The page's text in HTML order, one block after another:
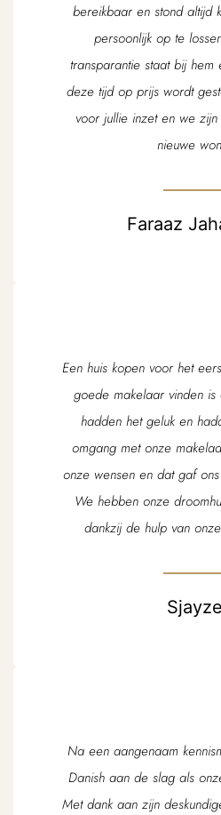
bereikbaar en stond altijd
persoonlijk op te
transparantie staat bij hem
deze tijd op prijs wordt
voor jullie inzet en we
nieuwe
Faraaz
Een huis kopen voor het
goede makelaar vinden
hadden het geluk en
omgang met onze
onze wensen en dat gaf
We hebben onze
dankzij de hulp van
Na een aangenaam
Danish aan de slag als
Met dank aan zijn